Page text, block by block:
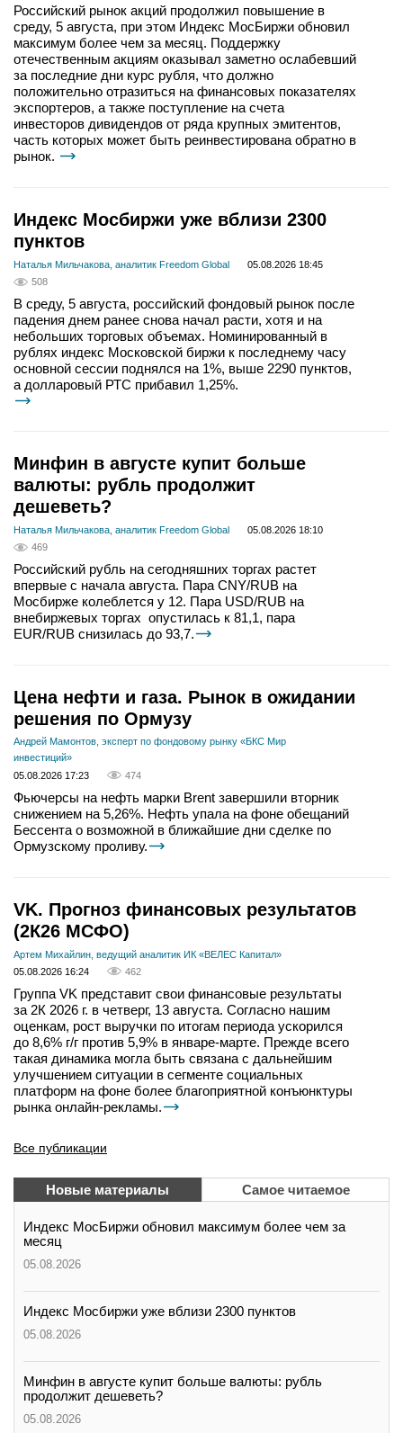
Российский рынок акций продолжил повышение в
среду, 5 августа, при этом Индекс МосБиржи обновил
максимум более чем за месяц. Поддержку
отечественным акциям оказывал заметно ослабевший
за последние дни курс рубля, что должно
положительно отразиться на финансовых показателях
экспортеров, а также поступление на счета
инвесторов дивидендов от ряда крупных эмитентов,
часть которых может быть реинвестирована обратно в
рынок.
Индекс Мосбиржи уже вблизи 2300
пунктов
Наталья Мильчакова, аналитик Freedom Global
05.08.2026 18:45
508
В среду, 5 августа, российский фондовый рынок после
падения днем ранее снова начал расти, хотя и на
небольших торговых объемах. Номинированный в
рублях индекс Московской биржи к последнему часу
основной сессии поднялся на 1%, выше 2290 пунктов,
а долларовый РТС прибавил 1,25%.
Минфин в августе купит больше
валюты: рубль продолжит
дешеветь?
Наталья Мильчакова, аналитик Freedom Global
05.08.2026 18:10
469
Российский рубль на сегодняшних торгах растет
впервые с начала августа. Пара CNY/RUB на
Мосбирже колеблется у 12. Пара USD/RUB на
внебиржевых торгах опустилась к 81,1, пара
EUR/RUB снизилась до 93,7.
Цена нефти и газа. Рынок в ожидании
решения по Ормузу
Андрей Мамонтов, эксперт по фондовому рынку «БКС Мир
инвестиций»
05.08.2026 17:23
474
Фьючерсы на нефть марки Brent завершили вторник
снижением на 5,26%. Нефть упала на фоне обещаний
Бессента о возможной в ближайшие дни сделке по
Ормузскому проливу.
VK. Прогноз финансовых результатов
(2К26 МСФО)
Артем Михайлин, ведущий аналитик ИК «ВЕЛЕС Капитал»
05.08.2026 16:24
462
Группа VK представит свои финансовые результаты
за 2К 2026 г. в четверг, 13 августа. Согласно нашим
оценкам, рост выручки по итогам периода ускорился
до 8,6% г/г против 5,9% в январе-марте. Прежде всего
такая динамика могла быть связана с дальнейшим
улучшением ситуации в сегменте социальных
платформ на фоне более благоприятной конъюнктуры
рынка онлайн-рекламы.
Все публикации
Новые материалы Самое читаемое
Индекс МосБиржи обновил максимум более чем за
месяц
05.08.2026
Индекс Мосбиржи уже вблизи 2300 пунктов
05.08.2026
Минфин в августе купит больше валюты: рубль
продолжит дешеветь?
05.08.2026